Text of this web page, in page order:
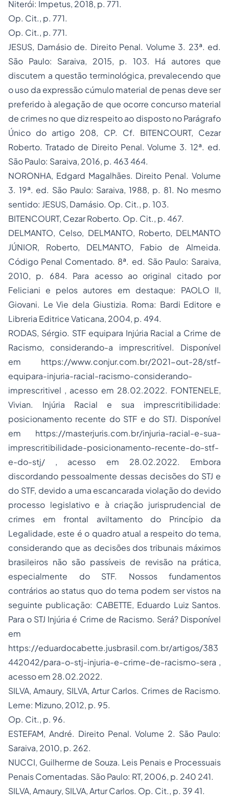
Niterói: Impetus, 2018, p. 771.
Op. Cit., p. 771.
Op. Cit., p. 771.
JESUS, Damásio de. Direito Penal. Volume 3. 23ª. ed.
São Paulo: Saraiva, 2015, p. 103. Há autores que
discutem a questão terminológica, prevalecendo que
o uso da expressão cúmulo material de penas deve ser
preferido à alegação de que ocorre concurso material
de crimes no que diz respeito ao disposto no Parágrafo
Único do artigo 208, CP. Cf. BITENCOURT, Cezar
Roberto. Tratado de Direito Penal. Volume 3. 12ª. ed.
São Paulo: Saraiva, 2016, p. 463 464.
NORONHA, Edgard Magalhães. Direito Penal. Volume
3. 19ª. ed. São Paulo: Saraiva, 1988, p. 81. No mesmo
sentido: JESUS, Damásio. Op. Cit., p. 103.
BITENCOURT, Cezar Roberto. Op. Cit., p. 467.
DELMANTO, Celso, DELMANTO, Roberto, DELMANTO
JÚNIOR, Roberto, DELMANTO, Fabio de Almeida.
Código Penal Comentado. 8ª. ed. São Paulo: Saraiva,
2010, p. 684. Para acesso ao original citado por
Feliciani e pelos autores em destaque: PAOLO II,
Giovani. Le Vie dela Giustizia. Roma: Bardi Editore e
Libreria Editrice Vaticana, 2004, p. 494.
RODAS, Sérgio. STF equipara Injúria Racial a Crime de
Racismo, considerando-a imprescritível. Disponível
em https://www.conjur.com.br/2021-out-28/stf-
equipara-injuria-racial-racismo-considerando-
imprescritivel , acesso em 28.02.2022. FONTENELE,
Vivian. Injúria Racial e sua imprescritibilidade:
posicionamento recente do STF e do STJ. Disponível
em https://masterjuris.com.br/injuria-racial-e-sua-
imprescritibilidade-posicionamento-recente-do-stf-
e-do-stj/ , acesso em 28.02.2022. Embora
discordando pessoalmente dessas decisões do STJ e
do STF, devido a uma escancarada violação do devido
processo legislativo e à criação jurisprudencial de
crimes em frontal aviltamento do Princípio da
Legalidade, este é o quadro atual a respeito do tema,
considerando que as decisões dos tribunais máximos
brasileiros não são passíveis de revisão na prática,
especialmente do STF. Nossos fundamentos
contrários ao status quo do tema podem ser vistos na
seguinte publicação: CABETTE, Eduardo Luiz Santos.
Para o STJ Injúria é Crime de Racismo. Será? Disponível
em
https://eduardocabette.jusbrasil.com.br/artigos/383
442042/para-o-stj-injuria-e-crime-de-racismo-sera ,
acesso em 28.02.2022.
SILVA, Amaury, SILVA, Artur Carlos. Crimes de Racismo.
Leme: Mizuno, 2012, p. 95.
Op. Cit., p. 96.
ESTEFAM, André. Direito Penal. Volume 2. São Paulo:
Saraiva, 2010, p. 262.
NUCCI, Guilherme de Souza. Leis Penais e Processuais
Penais Comentadas. São Paulo: RT, 2006, p. 240 241.
SILVA, Amaury, SILVA, Artur Carlos. Op. Cit., p. 39 41.